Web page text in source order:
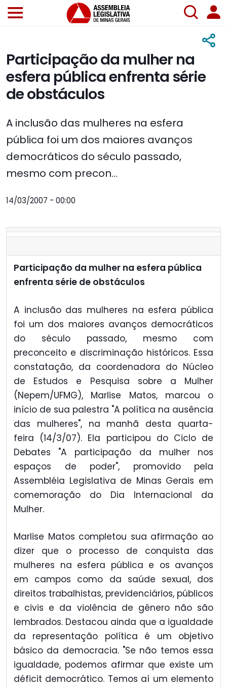
Participação da mulher na
esfera pública enfrenta série
de obstáculos
A inclusão das mulheres na esfera
pública foi um dos maiores avanços
democráticos do século passado,
mesmo com precon...
14/03/2007 - 00:00
Participação da mulher na esfera pública
enfrenta série de obstáculos
A inclusão das mulheres na esfera pública
foi um dos maiores avanços democráticos
do século passado, mesmo com
preconceito e discriminação históricos. Essa
constatação, da coordenadora do Núcleo
de Estudos e Pesquisa sobre a Mulher
(Nepem/UFMG), Marlise Matos, marcou o
início de sua palestra "A política na ausência
das mulheres", na manhã desta quarta-
feira (14/3/07). Ela participou do Ciclo de
Debates "A participação da mulher nos
espaços de poder", promovido pela
Assembléia Legislativa de Minas Gerais em
comemoração do Dia Internacional da
Mulher.
Marlise Matos completou sua afirmação ao
dizer que o processo de conquista das
mulheres na esfera pública e os avanços
em campos como da saúde sexual, dos
direitos trabalhistas, previdenciários, públicos
e civis e da violência de gênero não são
lembrados. Destacou ainda que a igualdade
da representação política é um objetivo
básico da democracia. "Se não temos essa
igualdade, podemos afirmar que existe um
déficit democrático. Temos aí um elemento